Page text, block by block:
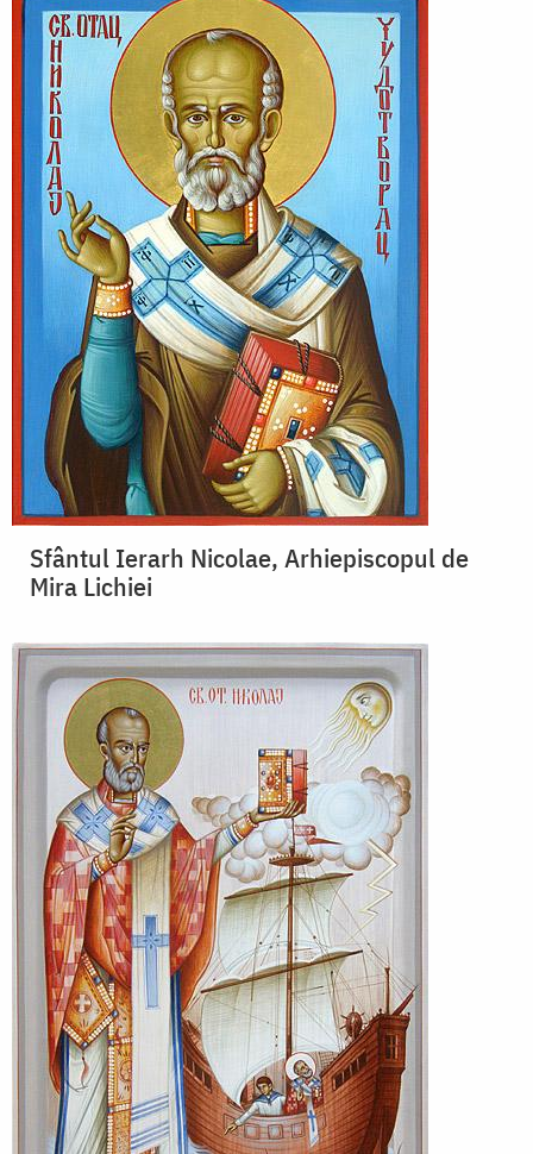
Sfântul Ierarh Nicolae, Arhiepiscopul de
Mira Lichiei